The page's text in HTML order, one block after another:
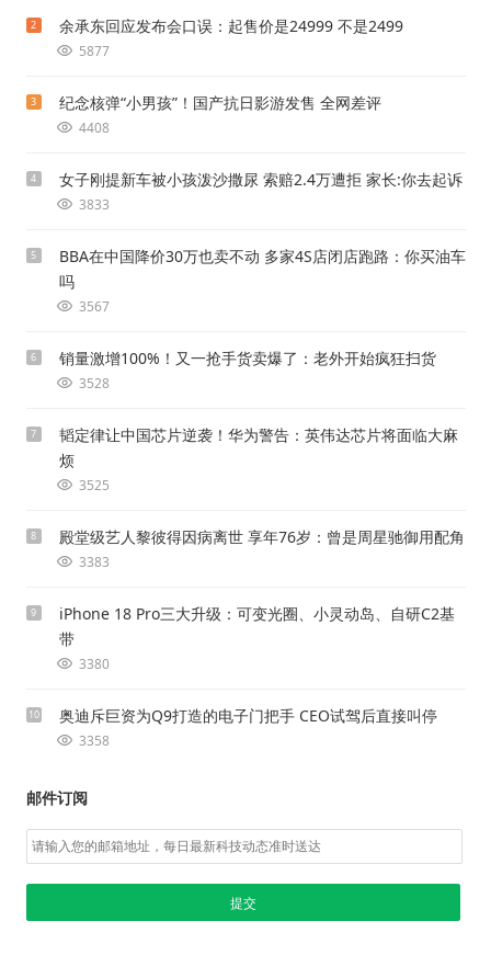
2 余承东回应发布会口误：起售价是24999 不是2499
5877
3 纪念核弹“小男孩”！国产抗日影游发售 全网差评
4408
4 女子刚提新车被小孩泼沙撒尿 索赔2.4万遭拒 家长:你去起诉
3833
5
BBA在中国降价30万也卖不动 多家4S店闭店跑路：你买油车
吗
3567
6 销量激增100%！又一抢手货卖爆了：老外开始疯狂扫货
3528
7
韬定律让中国芯片逆袭！华为警告：英伟达芯片将面临大麻
烦
3525
8 殿堂级艺人黎彼得因病离世 享年76岁：曾是周星驰御用配角
3383
9
iPhone 18 Pro三大升级：可变光圈、小灵动岛、自研C2基
带
3380
10 奥迪斥巨资为Q9打造的电子门把手 CEO试驾后直接叫停
3358
邮件订阅